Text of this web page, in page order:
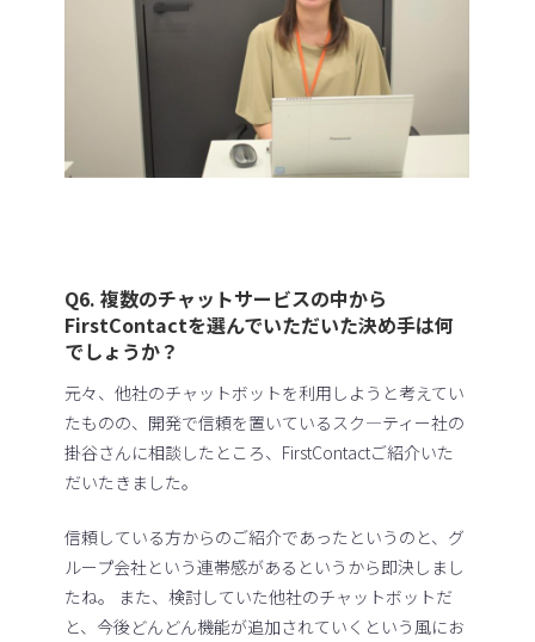
Q6. 複数のチャットサービスの中から
FirstContactを選んでいただいた決め手は何
でしょうか？
元々、他社のチャットボットを利用しようと考えてい
たものの、開発で信頼を置いているスク―ティー社の
掛谷さんに相談したところ、FirstContactご紹介いた
だいたきました。
信頼している方からのご紹介であったというのと、グ
ループ会社という連帯感があるというから即決しまし
たね。 また、検討していた他社のチャットボットだ
と、今後どんどん機能が追加されていくという風にお